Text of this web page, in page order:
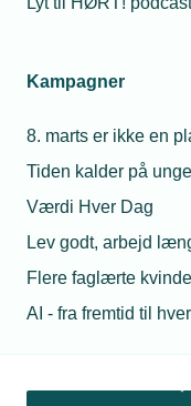
Kampagner
8. marts er ikke en
Tiden kalder på
Værdi Hver Dag
Lev godt, arbejd
Flere faglærte
AI - fra fremtid til
08. maj 2025
Fra geopolitik til
Trump til Tacos. Man
med til TEKNIQs